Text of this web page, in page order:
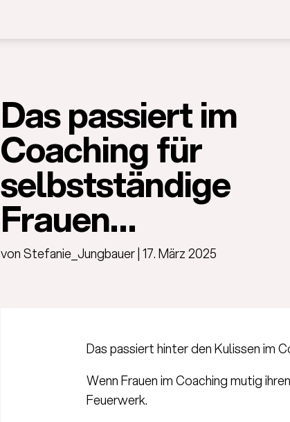
Das passiert im
Coaching für
selbstständige
Frauen…
vonStefanie_Jungbauer|17. März 2025
Das passiert hinter den Kulissen im
Wenn Frauen im Coaching mutig
Feuerwerk.